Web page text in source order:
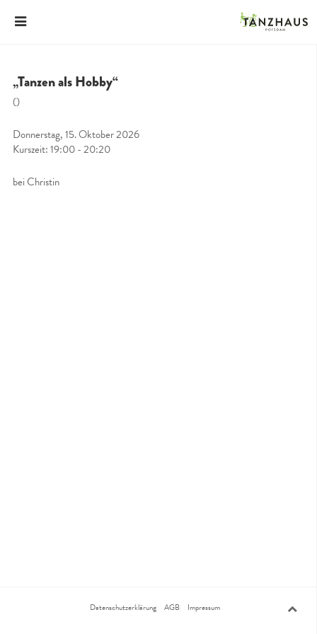
„Tanzen als Hobby“
()
Donnerstag, 15. Oktober 2026
Kurszeit: 19:00 - 20:20
bei Christin
Datenschutzerklärung AGB Impressum